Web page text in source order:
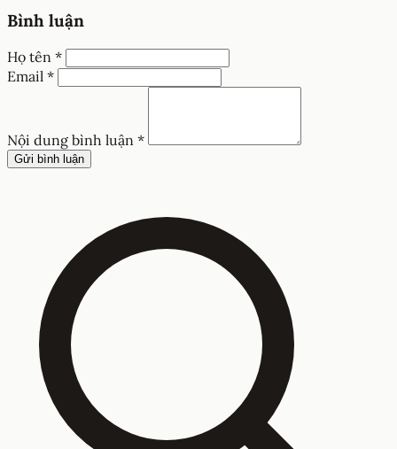
Bình luận
Họ tên *
Email *
Nội dung bình luận *
Gửi bình luận